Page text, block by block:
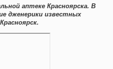
аптеке Красноярска. В
дженерики известных